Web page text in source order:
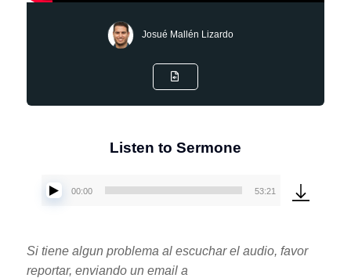
Josué Mallén Lizardo
Listen to Sermone
Reproductor
00:00 53:21
Si tiene algun problema al escuchar el audio, favor
reportar, enviando un email a